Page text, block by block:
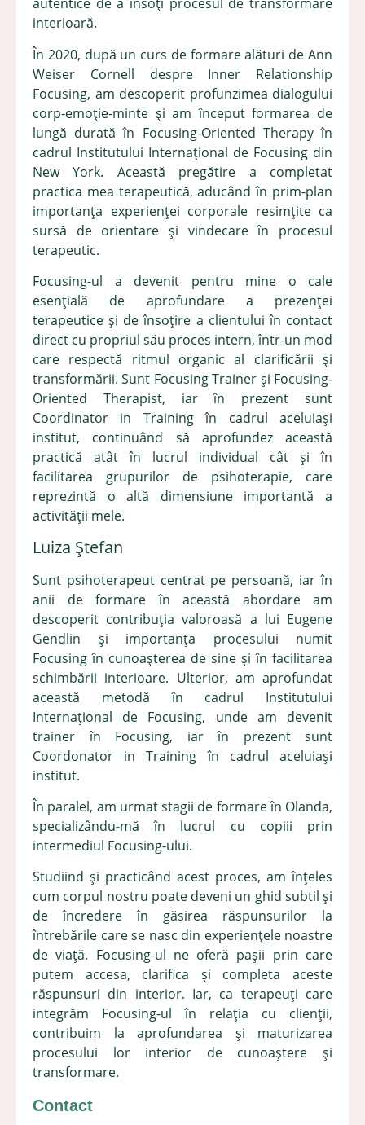
interioară.
În 2020, după un curs de formare alături de Ann
Weiser Cornell despre Inner Relationship
Focusing, am descoperit profunzimea dialogului
corp-emoție-minte și am început formarea de
lungă durată în Focusing-Oriented Therapy în
cadrul Institutului Internațional de Focusing din
New York. Această pregătire a completat
practica mea terapeutică, aducând în prim-plan
importanța experienței corporale resimțite ca
sursă de orientare și vindecare în procesul
terapeutic.
Focusing-ul a devenit pentru mine o cale
esențială de aprofundare a prezenței
terapeutice și de însoțire a clientului în contact
direct cu propriul său proces intern, într-un mod
care respectă ritmul organic al clarificării și
transformării. Sunt Focusing Trainer și Focusing-
Oriented Therapist, iar în prezent sunt
Coordinator in Training în cadrul aceluiași
institut, continuând să aprofundez această
practică atât în lucrul individual cât și în
facilitarea grupurilor de psihoterapie, care
reprezintă o altă dimensiune importantă a
activității mele.
Luiza Ștefan
Sunt psihoterapeut centrat pe persoană, iar în
anii de formare în această abordare am
descoperit contribuția valoroasă a lui Eugene
Gendlin și importanța procesului numit
Focusing în cunoașterea de sine și în facilitarea
schimbării interioare. Ulterior, am aprofundat
această metodă în cadrul Institutului
Internațional de Focusing, unde am devenit
trainer în Focusing, iar în prezent sunt
Coordonator in Training în cadrul aceluiași
institut.
În paralel, am urmat stagii de formare în Olanda,
specializându-mă în lucrul cu copiii prin
intermediul Focusing-ului.
Studiind și practicând acest proces, am înțeles
cum corpul nostru poate deveni un ghid subtil și
de încredere în găsirea răspunsurilor la
întrebările care se nasc din experiențele noastre
de viață. Focusing-ul ne oferă pașii prin care
putem accesa, clarifica și completa aceste
răspunsuri din interior. Iar, ca terapeuți care
integrăm Focusing-ul în relația cu clienții,
contribuim la aprofundarea și maturizarea
procesului lor interior de cunoaștere și
transformare.
Contact